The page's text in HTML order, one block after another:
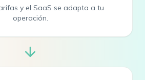
y el SaaS se adapta a tu
operación.